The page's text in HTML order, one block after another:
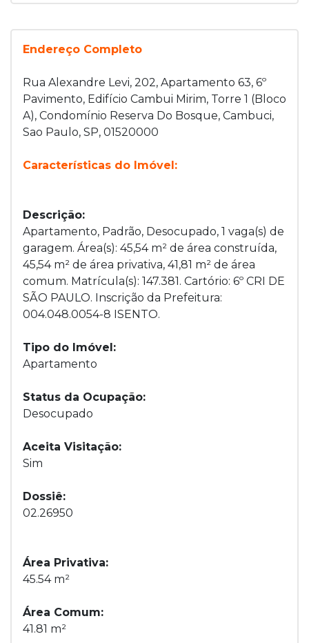
Endereço Completo
Rua Alexandre Levi, 202, Apartamento 63, 6º
Pavimento, Edifício Cambui Mirim, Torre 1 (Bloco
A), Condomínio Reserva Do Bosque, Cambuci,
Sao Paulo, SP, 01520000
Características do Imóvel:
Descrição:
Apartamento, Padrão, Desocupado, 1 vaga(s) de
garagem. Área(s): 45,54 m² de área construída,
45,54 m² de área privativa, 41,81 m² de área
comum. Matrícula(s): 147.381. Cartório: 6º CRI DE
SÃO PAULO. Inscrição da Prefeitura:
004.048.0054-8 ISENTO.
Tipo do Imóvel:
Apartamento
Status da Ocupação:
Desocupado
Aceita Visitação:
Sim
Dossiê:
02.26950
Área Privativa:
45.54 m²
Área Comum:
41.81 m²